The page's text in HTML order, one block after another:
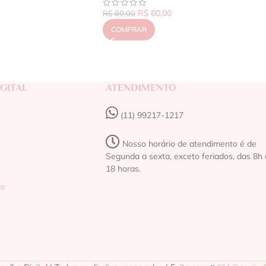
R$80,00 R$ 60,00
COMPRAR
ATENDIMENTO
(11) 99217-1217‬
Nosso horário de atendimento é de
Segunda a sexta, exceto feriados, das 8h
18 horas.